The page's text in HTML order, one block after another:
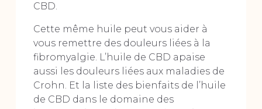
CBD.
Cette même huile peut vous aider à
vous remettre des douleurs liées à la
fibromyalgie. L’huile de CBD apaise
aussi les douleurs liées aux maladies de
Crohn. Et la liste des bienfaits de l’huile
de CBD dans le domaine des